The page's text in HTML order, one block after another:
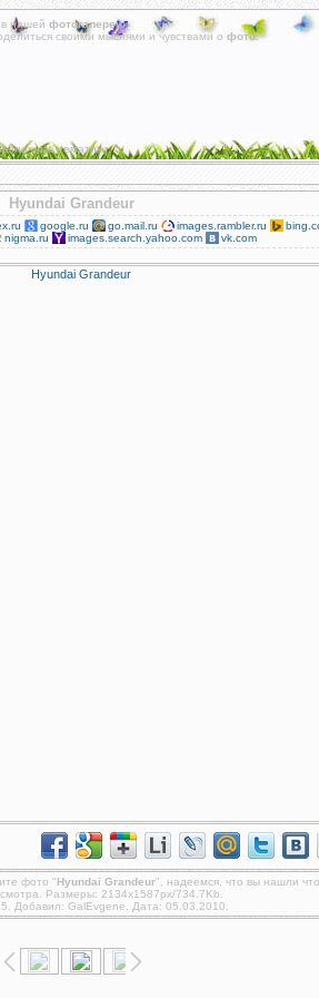
в нашей фотогалереи!
своими мыслями и чувствами о фото.
тематики.
Hyundai Grandeur
google.ru go.mail.ru images.rambler.ru
nigma.ru images.search.yahoo.com vk.com
фото "Hyundai Grandeur", надеемся, что вы нашли что
Размеры: 2134x1587px/734.7Kb.
Добавил: GalEvgene . Дата: 05.03.2010.